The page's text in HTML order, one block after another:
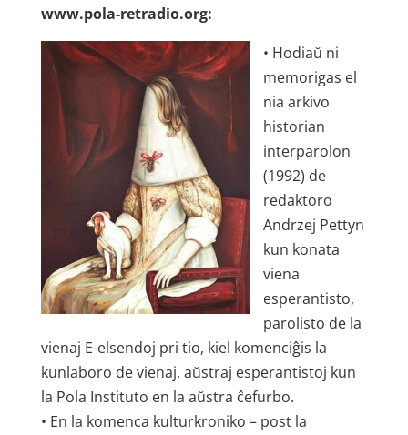
www.pola-retradio.org:
• Hodiaŭ ni
memorigas el
nia arkivo
historian
interparolon
(1992) de
redaktoro
Andrzej Pettyn
kun konata
viena
esperantisto,
parolisto de la
vienaj E-elsendoj pri tio, kiel komenciĝis la
kunlaboro de vienaj, aŭstraj esperantistoj kun
la Pola Instituto en la aŭstra ĉefurbo.
• En la komenca kulturkroniko – post la